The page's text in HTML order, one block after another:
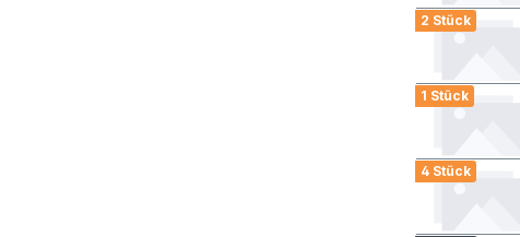
2 Stück
1 Stück
4 Stück